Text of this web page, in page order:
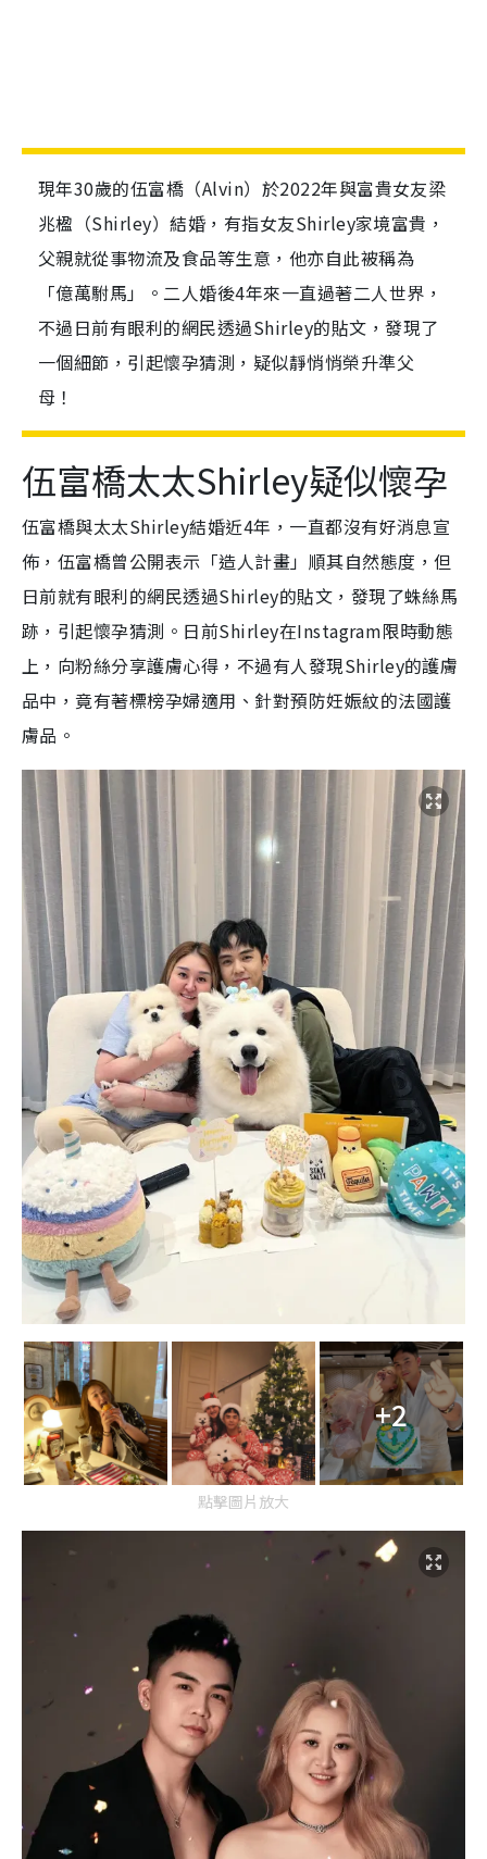
現年30歲的伍富橋（Alvin）於2022年與富貴女友梁
兆楹（Shirley）結婚，有指女友Shirley家境富貴，
父親就從事物流及食品等生意，他亦自此被稱為
「億萬駙馬」。二人婚後4年來一直過著二人世界，
不過日前有眼利的網民透過Shirley的貼文，發現了
一個細節，引起懷孕猜測，疑似靜悄悄榮升準父
母！
伍富橋太太Shirley疑似懷孕
伍富橋與太太Shirley結婚近4年，一直都沒有好消息宣
佈，伍富橋曾公開表示「造人計畫」順其自然態度，但
日前就有眼利的網民透過Shirley的貼文，發現了蛛絲馬
跡，引起懷孕猜測。日前Shirley在Instagram限時動態
上，向粉絲分享護膚心得，不過有人發現Shirley的護膚
品中，竟有著標榜孕婦適用、針對預防妊娠紋的法國護
膚品。
+2
點擊圖片放大